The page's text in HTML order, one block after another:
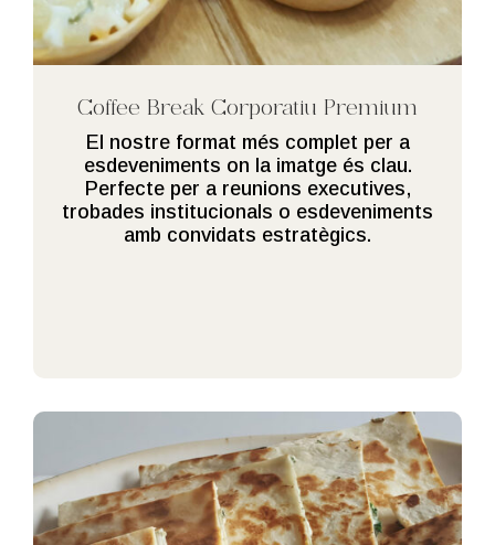
Coffee Break Corporatiu Premium
El nostre format més complet per a
esdeveniments on la imatge és clau.
Perfecte per a reunions executives,
trobades institucionals o esdeveniments
amb convidats estratègics.